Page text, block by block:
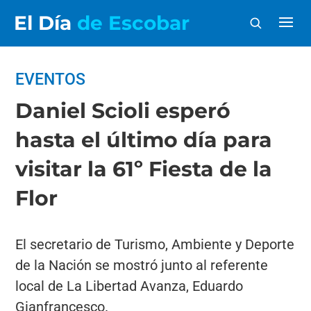
El Día de Escobar
EVENTOS
Daniel Scioli esperó
hasta el último día para
visitar la 61º Fiesta de la
Flor
El secretario de Turismo, Ambiente y Deporte
de la Nación se mostró junto al referente
local de La Libertad Avanza, Eduardo
Gianfrancesco.